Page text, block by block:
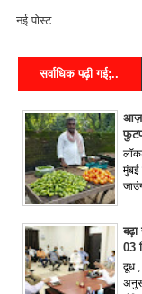
नई पोस्ट
सर्वाधिक पढ़ी गई;..
मुंबई
03
दूध ,